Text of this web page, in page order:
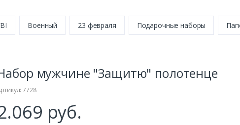
Военный 23 февраля Подарочные наборы
мужчине "Защитю" полотенце
7728
руб.